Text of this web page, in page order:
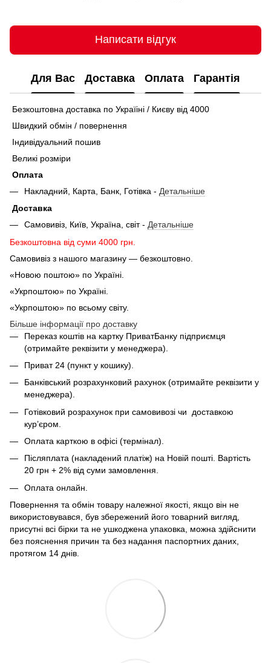
Написати відгук
Для Вас Доставка Оплата Гарантія
Безкоштовна доставка по Україіні / Києву від 4000
Швидкий обмін / повернення
Індивідуальний пошив
Великі розміри
Оплата
Накладний, Карта, Банк, Готівка - Детальніше
Доставка
Самовивіз, Київ, Україна, світ - Детальніше
Безкоштовна від суми 4000 грн.
Самовивіз з нашого магазину — безкоштовно.
«Новою поштою» по Україні.
«Укрпоштою» по Україні.
«Укрпоштою» по всьому світу.
Більше інформації про доставку
Переказ коштів на картку ПриватБанку підприємця
(отримайте реквізити у менеджера).
Приват 24 (пункт у кошику).
Банківський розрахунковий рахунок (отримайте реквізити у
менеджера).
Готівковий розрахунок при самовивозі чи доставкою
кур’єром.
Оплата карткою в офісі (термінал).
Післяплата (накладений платіж) на Новій пошті. Вартість
20 грн + 2% від суми замовлення.
Оплата онлайн.
Повернення та обмін товару належної якості, якщо він не
використовувався, був збережений його товарний вигляд,
присутні всі бірки та не ушкоджена упаковка, можна здійснити
без пояснення причин та без надання паспортних даних,
протягом 14 днів.